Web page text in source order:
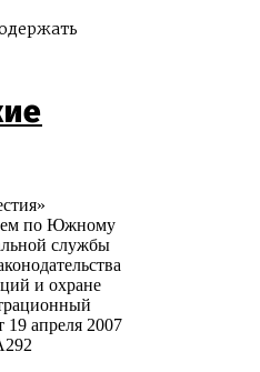
по Южному
службы
и охране
апреля 2007